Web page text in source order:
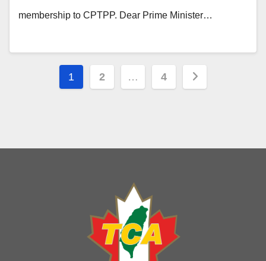
membership to CPTPP. Dear Prime Minister…
Posts
1 2 … 4